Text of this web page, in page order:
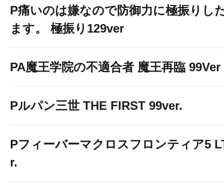
P痛いのは嫌なので防御力に極振りし
ます。 極振り129ver
PA魔王学院の不適合者 魔王再臨 99Ver
Pルパン三世 THE FIRST 99ver.
Pフィーバーマクロスフロンティア5
r.